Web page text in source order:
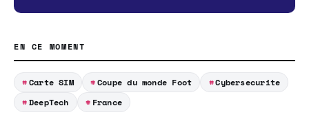
EN CE MOMENT
Carte SIM Coupe du monde Foot
Cybersecurite
DeepTech
France